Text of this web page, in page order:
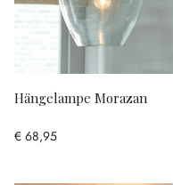
Hängelampe Morazan
€ 68,95